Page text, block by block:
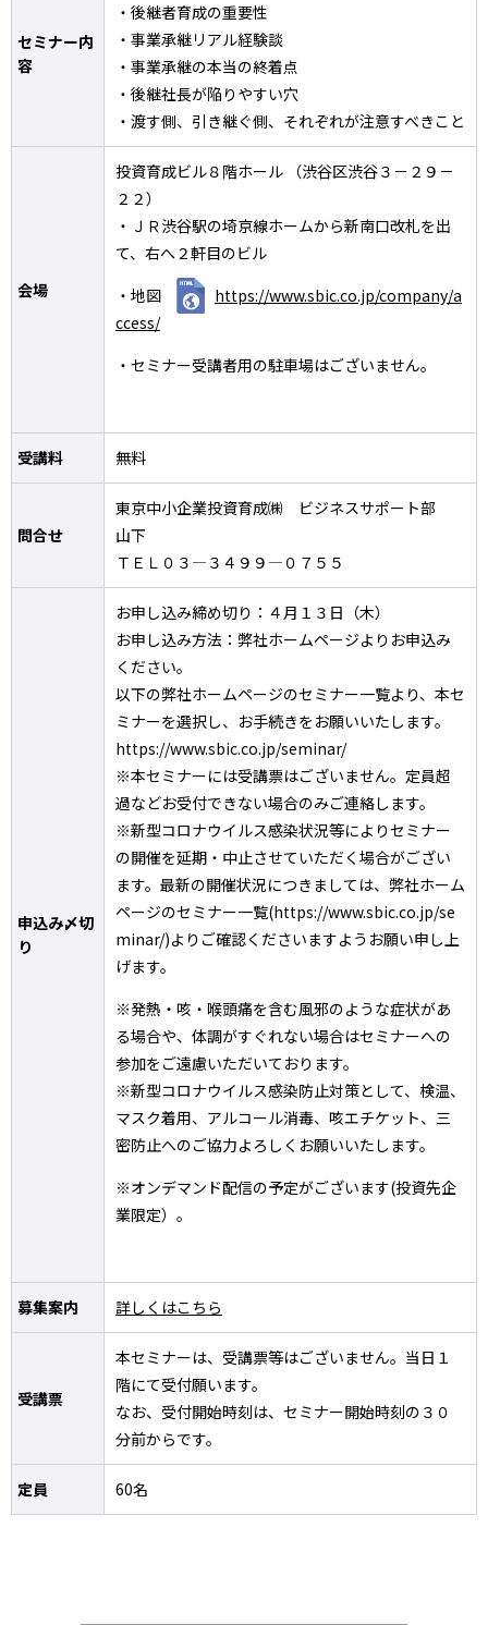
セミナー内
容
・後継者育成の重要性
・事業承継リアル経験談
・事業承継の本当の終着点
・後継社長が陥りやすい穴
・渡す側、引き継ぐ側、それぞれが注意すべきこと
会場
投資育成ビル８階ホール （渋谷区渋谷３－２９－
２２）
・ＪＲ渋谷駅の埼京線ホームから新南口改札を出
て、右へ２軒目のビル
・地図
https://www.sbic.co.jp/company/a
ccess/
・セミナー受講者用の駐車場はございません。
受講料 無料
問合せ
東京中小企業投資育成㈱ ビジネスサポート部
山下
ＴＥＬ０３―３４９９―０７５５
申込み〆切
り
お申し込み締め切り：４月１３日（木）
お申し込み方法：弊社ホームページよりお申込み
ください。
以下の弊社ホームページのセミナー一覧より、本セ
ミナーを選択し、お手続きをお願いいたします。
https://www.sbic.co.jp/seminar/
※本セミナーには受講票はございません。定員超
過などお受付できない場合のみご連絡します。
※新型コロナウイルス感染状況等によりセミナー
の開催を延期・中止させていただく場合がござい
ます。最新の開催状況につきましては、弊社ホーム
ページのセミナー一覧(https://www.sbic.co.jp/se
minar/)よりご確認くださいますようお願い申し上
げます。
※発熱・咳・喉頭痛を含む風邪のような症状があ
る場合や、体調がすぐれない場合はセミナーへの
参加をご遠慮いただいております。
※新型コロナウイルス感染防止対策として、検温、
マスク着用、アルコール消毒、咳エチケット、三
密防止へのご協力よろしくお願いいたします。
※オンデマンド配信の予定がございます(投資先企
業限定）。
募集案内 詳しくはこちら
受講票
本セミナーは、受講票等はございません。当日１
階にて受付願います。
なお、受付開始時刻は、セミナー開始時刻の３０
分前からです。
定員 60名